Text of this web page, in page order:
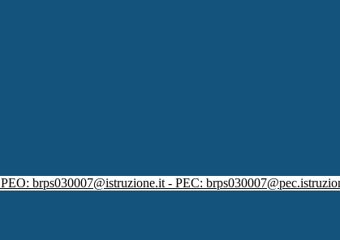
PEO: brps030007@istruzione.it - PEC: